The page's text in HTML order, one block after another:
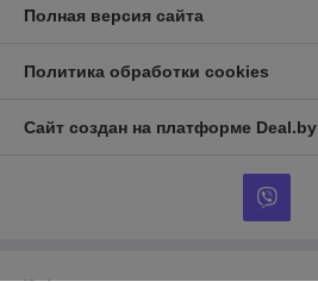
Полная версия сайта
Политика обработки cookies
Сайт создан на платформе Deal.by